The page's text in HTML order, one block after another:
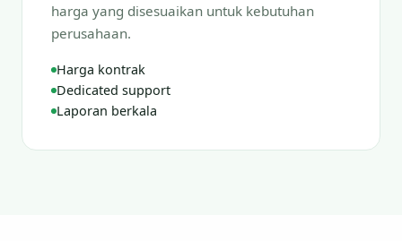
harga yang disesuaikan untuk kebutuhan
perusahaan.
Harga kontrak
Dedicated support
Laporan berkala